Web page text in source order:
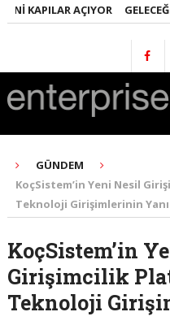
KAPILAR AÇIYOR
GÜNDEM
KoçSistem’in Yeni Nesil
Teknoloji Girişimlerinin
KoçSistem’in
Girişimcilik
Teknoloji